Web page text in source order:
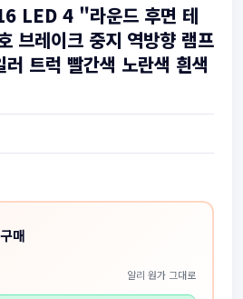
LED 4 "라운드 후면 테
브레이크 중지 역방향 램프
트럭 빨간색 노란색 흰색
매
알리 원가 그대로